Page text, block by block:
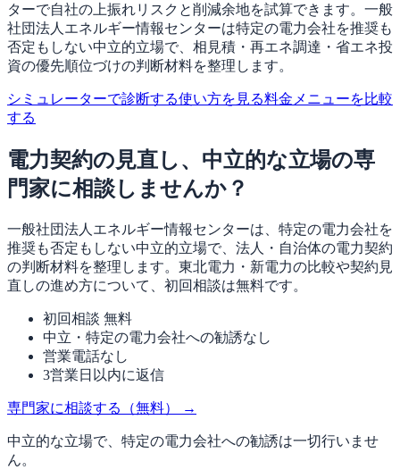
ターで自社の上振れリスクと削減余地を試算できます。一般
社団法人エネルギー情報センターは特定の電力会社を推奨も
否定もしない中立的立場で、相見積・再エネ調達・省エネ投
資の優先順位づけの判断材料を整理します。
シミュレーターで診断する使い方を見る料金メニューを比較
する
電力契約の見直し、中立的な立場の専
門家に相談しませんか？
一般社団法人エネルギー情報センターは、特定の電力会社を
推奨も否定もしない中立的立場で、法人・自治体の電力契約
の判断材料を整理します。東北電力・新電力の比較や契約見
直しの進め方について、初回相談は無料です。
初回相談 無料
中立・特定の電力会社への勧誘なし
営業電話なし
3営業日以内に返信
専門家に相談する（無料） →
中立的な立場で、特定の電力会社への勧誘は一切行いませ
ん。